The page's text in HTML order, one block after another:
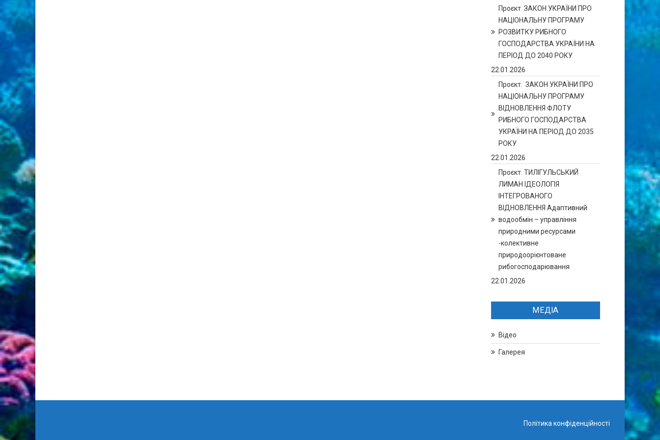
Проєкт ЗАКОН УКРАЇНИ ПРО
НАЦІОНАЛЬНУ ПРОГРАМУ
РОЗВИТКУ РИБНОГО
ГОСПОДАРСТВА УКРАЇНИ НА
ПЕРІОД ДО 2040 РОКУ
22.01.2026
Проєкт. ЗАКОН УКРАЇНИ ПРО
НАЦІОНАЛЬНУ ПРОГРАМУ
ВІДНОВЛЕННЯ ФЛОТУ
РИБНОГО ГОСПОДАРСТВА
УКРАЇНИ НА ПЕРІОД ДО 2035
РОКУ
22.01.2026
Проєкт. ТИЛІГУЛЬСЬКИЙ
ЛИМАН ІДЕОЛОГІЯ
ІНТЕГРОВАНОГО
ВІДНОВЛЕННЯ Адаптивний
водообмін – управління
природними ресурсами
-колективне
природоорієнтоване
рибогосподарювання
22.01.2026
МЕДІА
Відео
Галерея
Політика конфіденційності